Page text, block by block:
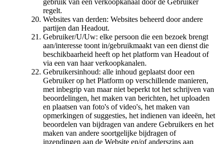
regelt.
Websites van derden: Websites beheerd door andere
partijen dan Headout.
Gebruiker/U/Uw: elke persoon die een bezoek brengt
aan/interesse toont in/gebruikmaakt van een dienst die
beschikbaarheid heeft op het platform van Headout of
via een van haar verkoopkanalen.
Gebruikersinhoud: alle inhoud geplaatst door een
Gebruiker op het Platform op verschillende manieren,
met inbegrip van maar niet beperkt tot het schrijven van
beoordelingen, het maken van berichten, het uploaden
en plaatsen van foto's of video's, het maken van
opmerkingen of suggesties, het indienen van ideeën, het
beoordelen van bijdragen van andere Gebruikers en het
maken van andere soortgelijke bijdragen of
inzendingen aan de Website en/of anderszins aan